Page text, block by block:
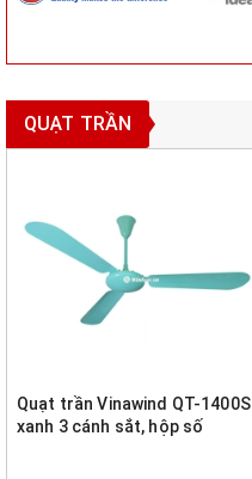
QUẠT TRẦN
Quạt trần Vinawind QT-1400S
xanh 3 cánh sắt, hộp số